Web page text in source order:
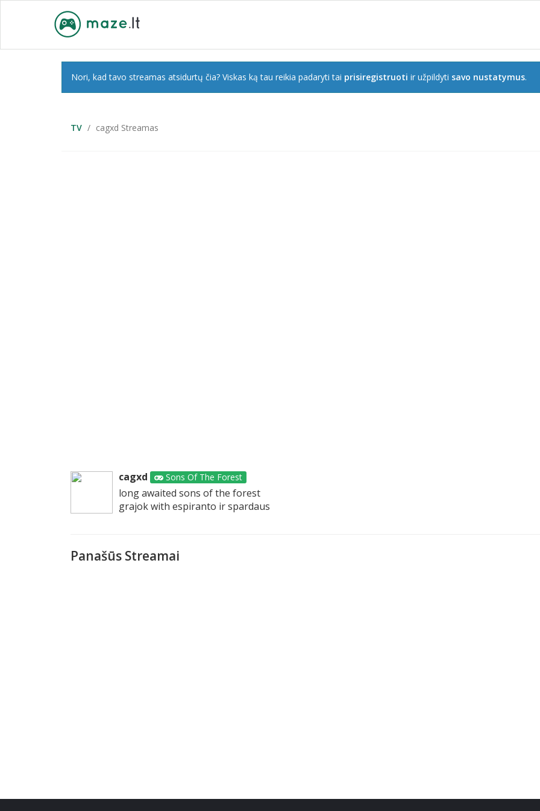
Nori, kad tavo streamas atsidurtų čia? Viskas ką tau reikia padaryti tai prisiregistruoti ir užpildyti savo nustatymus.
TV cagxd Streamas
cagxd Sons Of The Forest
long awaited sons of the forest
grajok with espiranto ir spardaus
Panašūs Streamai